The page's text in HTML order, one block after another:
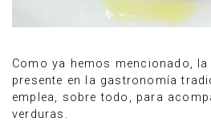
Como ya hemos mencionado,
presente en la gastronomía
emplea, sobre todo, para
verduras.